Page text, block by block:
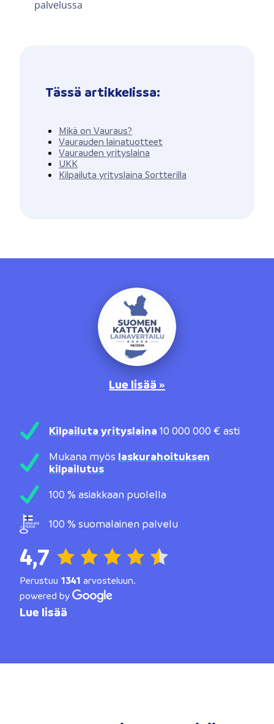
palvelussa
Tässä artikkelissa:
Mikä on Vauraus?
Vaurauden lainatuotteet
Vaurauden yrityslaina
UKK
Kilpailuta yrityslaina Sortterilla
Lue lisää »
Kilpailuta yrityslaina 10 000 000 € asti
Mukana myös laskurahoituksen
kilpailutus
100 % asiakkaan puolella
100 % suomalainen palvelu
4,7
Perustuu 1341 arvosteluun.
powered by
Lue lisää